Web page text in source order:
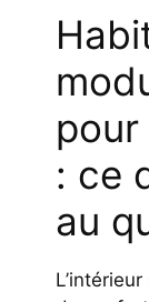
: ce
au